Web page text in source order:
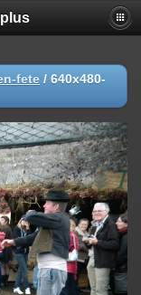
fete / 640x480-